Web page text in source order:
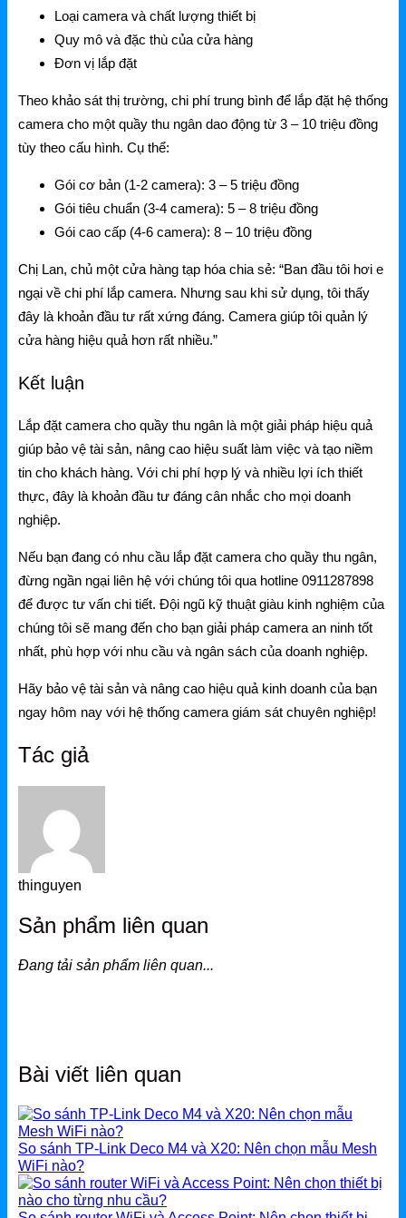
Loại camera và chất lượng thiết bị
Quy mô và đặc thù của cửa hàng
Đơn vị lắp đặt
Theo khảo sát thị trường, chi phí trung bình để lắp đặt hệ thống
camera cho một quầy thu ngân dao động từ 3 – 10 triệu đồng
tùy theo cấu hình. Cụ thể:
Gói cơ bản (1-2 camera): 3 – 5 triệu đồng
Gói tiêu chuẩn (3-4 camera): 5 – 8 triệu đồng
Gói cao cấp (4-6 camera): 8 – 10 triệu đồng
Chị Lan, chủ một cửa hàng tạp hóa chia sẻ: “Ban đầu tôi hơi e
ngại về chi phí lắp camera. Nhưng sau khi sử dụng, tôi thấy
đây là khoản đầu tư rất xứng đáng. Camera giúp tôi quản lý
cửa hàng hiệu quả hơn rất nhiều.”
Kết luận
Lắp đặt camera cho quầy thu ngân là một giải pháp hiệu quả
giúp bảo vệ tài sản, nâng cao hiệu suất làm việc và tạo niềm
tin cho khách hàng. Với chi phí hợp lý và nhiều lợi ích thiết
thực, đây là khoản đầu tư đáng cân nhắc cho mọi doanh
nghiệp.
Nếu bạn đang có nhu cầu lắp đặt camera cho quầy thu ngân,
đừng ngần ngại liên hệ với chúng tôi qua hotline 0911287898
để được tư vấn chi tiết. Đội ngũ kỹ thuật giàu kinh nghiệm của
chúng tôi sẽ mang đến cho bạn giải pháp camera an ninh tốt
nhất, phù hợp với nhu cầu và ngân sách của doanh nghiệp.
Hãy bảo vệ tài sản và nâng cao hiệu quả kinh doanh của bạn
ngay hôm nay với hệ thống camera giám sát chuyên nghiệp!
Tác giả
thinguyen
Sản phẩm liên quan
Đang tải sản phẩm liên quan...
Bài viết liên quan
So sánh TP-Link Deco M4 và X20: Nên chọn mẫu Mesh
WiFi nào?